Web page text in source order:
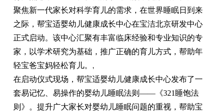
聚焦新一代家长对科学育儿的需求，在世界睡眠日到来
之际，帮宝适婴幼儿健康成长中心在宝洁北京研发中心
正式启动。该中心汇聚有丰富临床经验和专业知识的专
家，以学术研究为基础，推广正确的育儿方式，帮助年
轻宝爸宝妈轻松育儿。 ,
在启动仪式现场，帮宝适婴幼儿健康成长中心发布了一
套易记忆、易操作的婴幼儿睡眠法则——《321睡饱法
则》。提升广大家长对婴幼儿睡眠问题的重视，帮助宝